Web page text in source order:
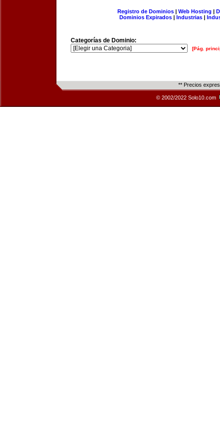
Registro de Dominios| Web Hosting |
Dominios Expirados | Industrias |
Categorías de Dominio:
[Pág.
** Precios
© 2002/2022 Solo10.com